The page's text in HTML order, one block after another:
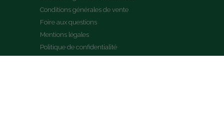
Conditions générales de vente
Foire aux questions
Mentions légales
Politique de confidentialité